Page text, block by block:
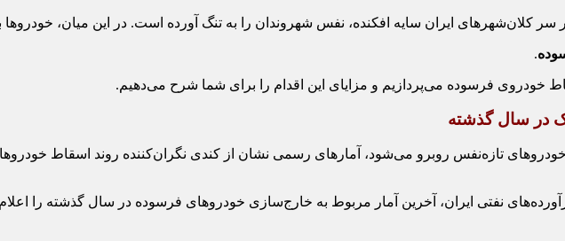
کلان‌شهرهای ایران سایه افکنده، نفس شهروندان را به تنگ آورده است. در این میان، خودروها
.
خودروی فرسوده می‌پردازیم و مزایای این اقدام را برای شما شرح می‌دهیم.
تازه‌نفس روبرو می‌شود، آمارهای رسمی نشان از کندی نگران‌کننده روند اسقاط